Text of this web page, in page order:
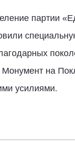
партии
на
усилиями.